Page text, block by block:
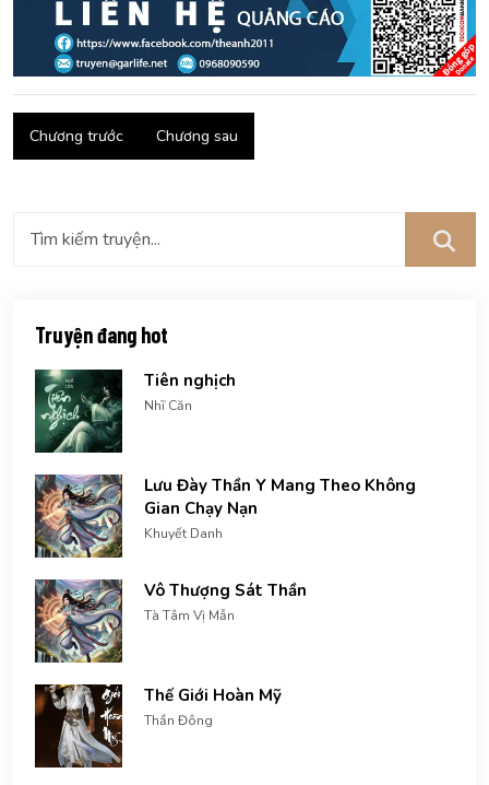
Chương trước Chương sau
Truyện đang hot
Tiên nghịch
Nhĩ Căn
Lưu Đày Thần Y Mang Theo Không
Gian Chạy Nạn
Khuyết Danh
Vô Thượng Sát Thần
Tà Tâm Vị Mẫn
Thế Giới Hoàn Mỹ
Thần Đông